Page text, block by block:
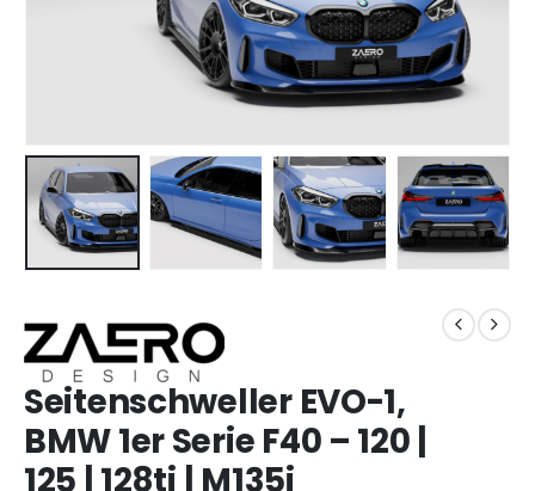
Seitenschweller EVO-1,
BMW 1er Serie F40 – 120 |
125 | 128ti | M135i